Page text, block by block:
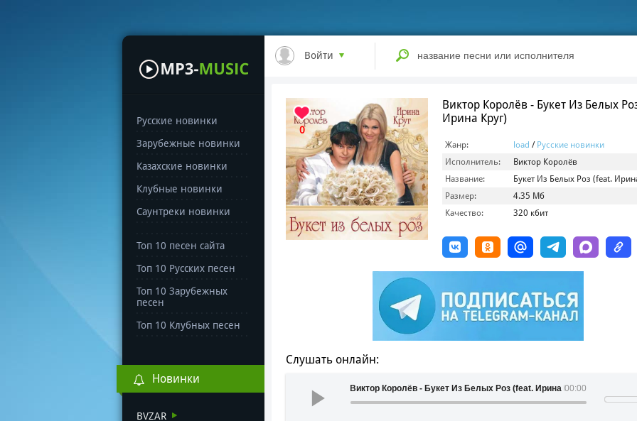
Русские новинки
Зарубежные новинки
Казахские новинки
Клубные новинки
Саунтреки новинки
Топ 10 песен сайта
Топ 10 Русских песен
Топ 10 Зарубежных
песен
Топ 10 Клубных песен
Новинки
BVZAR
Войти
0
Виктор Королёв - Букет Из Белых
Ирина Круг)
Жанр: load / Русские новинки
Исполнитель:
Виктор Королёв
Название:
Букет Из Белых Роз (feat.
Размер:
4.35 Мб
Качество:
320 кбит
Слушать онлайн:
00:00
Виктор Королёв - Букет Из Белых Роз (feat. Ирина Круг)